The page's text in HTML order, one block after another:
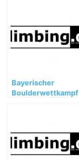
Bayerischer
Boulderwettkampf